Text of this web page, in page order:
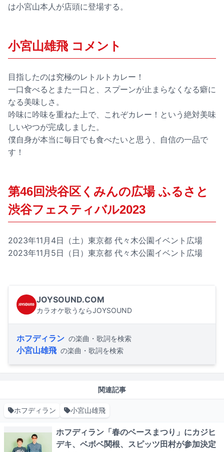
は小宮山本人が店頭に登場する。
小宮山雄飛 コメント
目指したのは究極のレトルトカレー！
一口食べるとまた一口と、スプーンが止まらなくなる癖に
なる美味しさ。
吟味に吟味を重ねた上で、これぞカレー！という絶対美味
しいやつが完成しました。
僕自身が本当に毎日でも食べたいと思う、自信の一品で
す！
第46回渋谷区くみんの広場 ふるさと
渋谷フェスティバル2023
2023年11月4日（土）東京都 代々木公園イベント広場
2023年11月5日（日）東京都 代々木公園イベント広場
JOYSOUND.COM
カラオケ歌うならJOYSOUND
ホフディラン の楽曲・歌詞を検索
小宮山雄飛 の楽曲・歌詞を検索
関連記事
ホフディラン 小宮山雄飛
ホフディラン「春のベースまつり」にカジヒ
デキ、ベボベ関根、スピッツ田村が参加決定